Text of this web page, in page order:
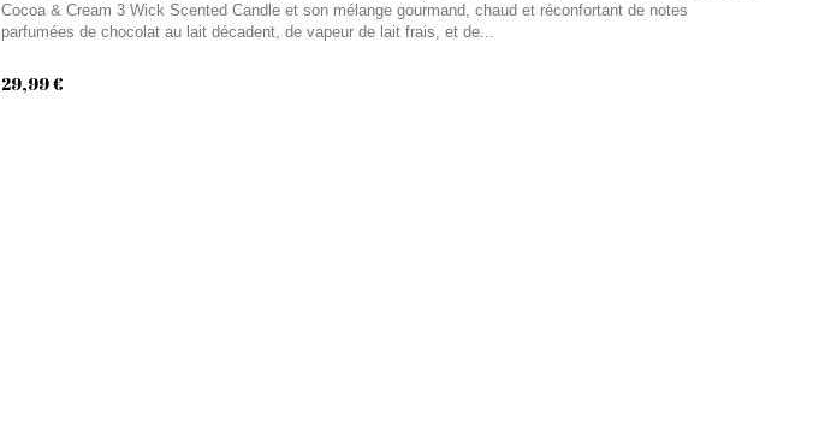
Cocoa & Cream 3 Wick Scented Candle et son mélange gourmand, chaud et réconfortant de notes
parfumées de chocolat au lait décadent, de vapeur de lait frais, et de...
29,99 €